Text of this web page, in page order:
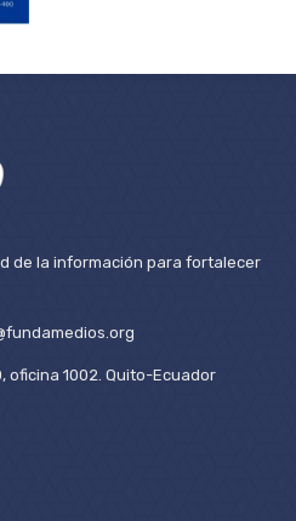
de la información para fortalecer
oficina 1002. Quito-Ecuador